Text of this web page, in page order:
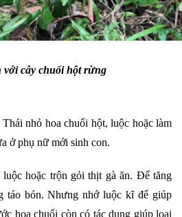
với cây chuối hột rừng
Thái nhỏ hoa chuối hột, luộc hoặc làm
ở phụ nữ mới sinh con.
hoặc trộn gỏi thịt gà ăn. Để tăng
táo bón. Nhưng nhớ luộc kĩ để giúp
hoa chuối còn có tác dụng giúp loại